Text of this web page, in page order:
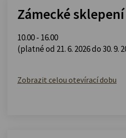
Zámecké sklepení
10.00 - 16.00
(platné od 21. 6. 2026 do 30. 9.
Zobrazit celou otevírací dobu